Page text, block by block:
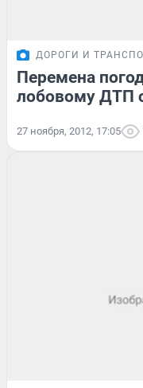
ДОРОГИ И
Перемена
лобовому ДТП
27 ноября, 2012, 17:05